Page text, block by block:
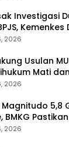
Investigasi
2026
Usulan
Mati
2026
5,8
BMKG
2026